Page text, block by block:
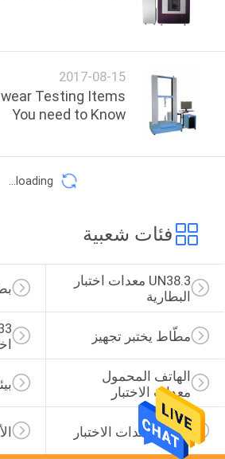
2017-08-15
Testing Items
You need to Know
loading...
فئات شعبية
UN38.3 معدات اختبار
البطارية
مطّاط يختبر تجهيز
الهاتف المحمول
معدات الاختبار
الجلود معدات الاختبار